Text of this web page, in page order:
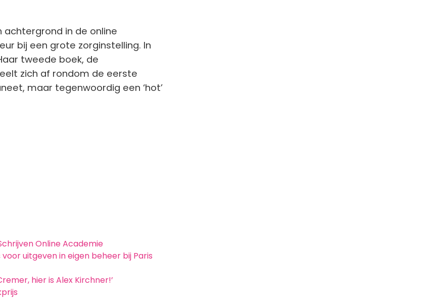
achtergrond in de online
bij een grote zorginstelling. In
tweede boek, de
zich af rondom de eerste
maar tegenwoordig een ‘hot’
Online Academie
uitgeven in eigen beheer bij Paris
hier is Alex Kirchner!’